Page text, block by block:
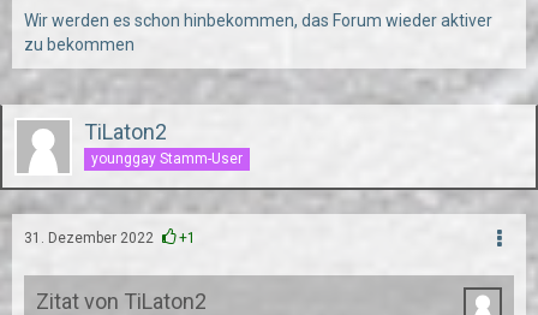
Wir werden es schon hinbekommen, das Forum wieder aktiver
zu bekommen
TiLaton2
younggay Stamm-User
31. Dezember 2022 +1
Zitat von TiLaton2